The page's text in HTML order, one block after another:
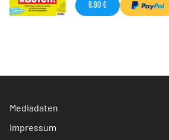
8,90 €
Mediadaten
Impressum